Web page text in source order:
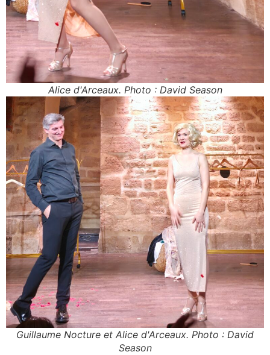
Alice d'Arceaux. Photo : David Season
Guillaume Nocture et Alice d'Arceaux. Photo : David
Season